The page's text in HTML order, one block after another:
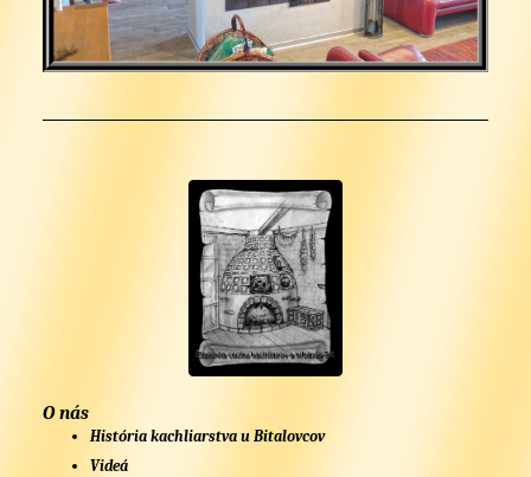
O nás
História kachliarstva u Bitalovcov
Videá